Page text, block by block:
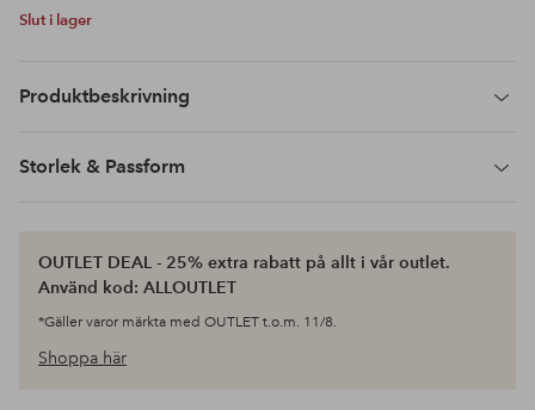
Slut i lager
Produktbeskrivning
Storlek & Passform
OUTLET DEAL - 25% extra rabatt på allt i vår outlet.
Använd kod: ALLOUTLET
*Gäller varor märkta med OUTLET t.o.m. 11/8.
Shoppa här